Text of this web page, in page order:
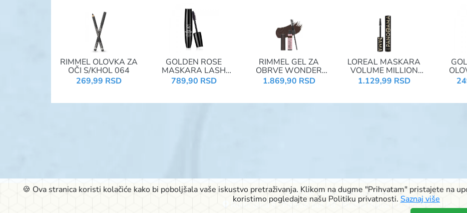
RIMMEL OLOVKA ZA
OČI S/KHOL 064
269,99 RSD
GOLDEN ROSE
MASKARA LASH
PLUMPING
789,90 RSD
RIMMEL GEL ZA
OBRVE WONDER
FREEZE BROW
LAMINATION 004
1.869,90 RSD
LOREAL MASKARA
VOLUME MILLION
LASHES PANORAMA
ALL NIGHT BLACK
1.129,99 RSD
© 2026 Signal doo Subotica
Rudić ulica 6,Pačirski put 48,Blaška Rajića 11,Kireška 90K
🍪 Ova stranica koristi kolačiće kako bi poboljšala vaše iskustvo pretraživanja. Klikom na dugme "Prihvatam" pristajete na
koristimo pogledajte našu Politiku privatnosti. Saznaj više